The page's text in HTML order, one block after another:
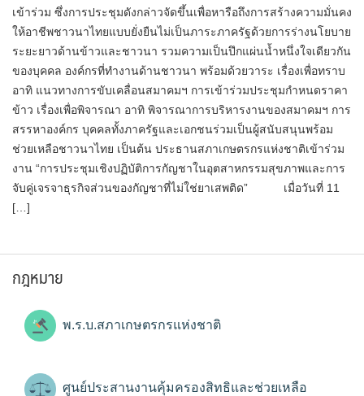
เข้าร่วม ซึ่งการประชุมดังกล่าวจัดขึ้นเพื่อหารือถึงการสร้างความมั่นคง
ให้อาชีพชาวนาไทยแบบยั่งยืนไม่เป็นภาระภาครัฐด้วยการร่างนโยบาย
ระยะยาวด้านข้าวและชาวนา รวมความเป็นปึกแผ่นน้ำหนึ่งใจเดียวกัน
ของบุคคล องค์กรที่ทำงานด้านชาวนา พร้อมด้วยวาระ เรื่องเพื่อทราบ
อาทิ แนวทางการขับเคลื่อนสมาคมฯ การเข้าร่วมประชุมกำหนดราคา
ข้าว เรื่องเพื่อพิจารณา อาทิ พิจารณาการบริหารงานของสมาคมฯ การ
สรรหาองค์กร บุคคลทั้งภาครัฐและเอกชนร่วมเป็นผู้สนับสนุนพร้อม
ช่วยเหลือชาวนาไทย เป็นต้น ประธานสภาเกษตรกรแห่งชาติเข้าร่วม
งาน “การประชุมเชิงปฏิบัติการกัญชาในอุตสาหกรรมสุขภาพและการ
จับคู่เจรจาธุรกิจส่วนของกัญชาที่ไม่ใช่ยาเสพติด” เมื่อวันที่ 11
[…]
กฎหมาย
พ.ร.บ.สภาเกษตรกรแห่งชาติ
ศูนย์ประสานงานคุ้มครองสิทธิและช่วยเหลือ